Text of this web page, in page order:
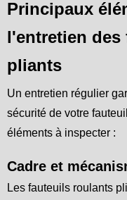
Principaux
l'entretien
pliants
Un entretien régulier
sécurité de votre
éléments à inspecter :
Cadre et
Les fauteuils roulants